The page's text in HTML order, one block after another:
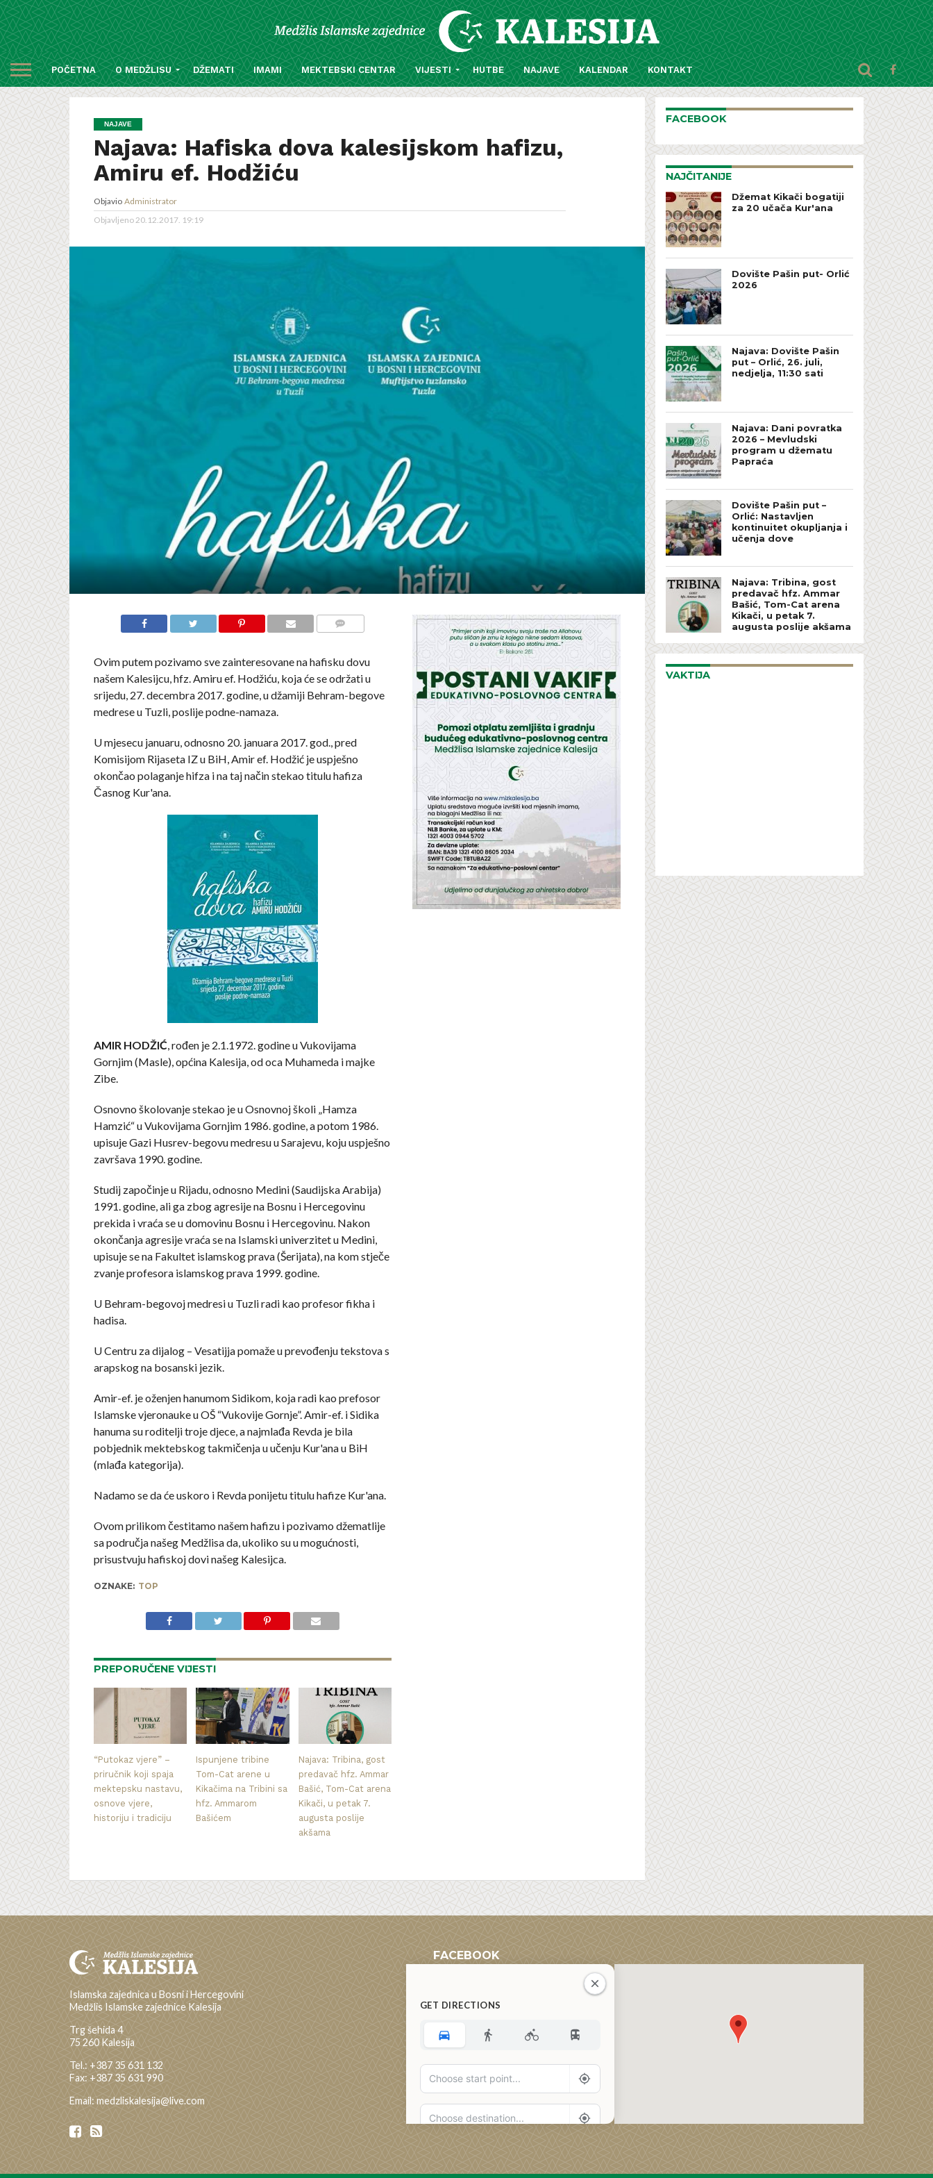
POČETNA O MEDŽLISU DŽEMATI IMAMI MEKTEBSKI CENTAR VIJESTI HUTBE NAJAVE KALENDAR KONTAKT
NAJAVE
Najava: Hafiska dova kalesijskom hafizu,
Amiru ef. Hodžiću
Objavio Administrator
Objavljeno20.12.2017. 19:19
Ovim putem pozivamo sve zainteresovane na hafisku dovu
našem Kalesijcu, hfz. Amiru ef. Hodžiću, koja će se održati u
srijedu, 27. decembra 2017. godine, u džamiji Behram-begove
medrese u Tuzli, poslije podne-namaza.
U mjesecu januaru, odnosno 20. januara 2017. god., pred
Komisijom Rijaseta IZ u BiH, Amir ef. Hodžić je uspješno
okončao polaganje hifza i na taj način stekao titulu hafiza
Časnog Kur'ana.
AMIR HODŽIĆ, rođen je 2.1.1972. godine u Vukovijama
Gornjim (Masle), općina Kalesija, od oca Muhameda i majke
Zibe.
Osnovno školovanje stekao je u Osnovnoj školi „Hamza
Hamzić“ u Vukovijama Gornjim 1986. godine, a potom 1986.
upisuje Gazi Husrev-begovu medresu u Sarajevu, koju uspješno
završava 1990. godine.
Studij započinje u Rijadu, odnosno Medini (Saudijska Arabija)
1991. godine, ali ga zbog agresije na Bosnu i Hercegovinu
prekida i vraća se u domovinu Bosnu i Hercegovinu. Nakon
okončanja agresije vraća se na Islamski univerzitet u Medini,
upisuje se na Fakultet islamskog prava (Šerijata), na kom stječe
zvanje profesora islamskog prava 1999. godine.
U Behram-begovoj medresi u Tuzli radi kao profesor fikha i
hadisa.
U Centru za dijalog – Vesatijja pomaže u prevođenju tekstova s
arapskog na bosanski jezik.
Amir-ef. je oženjen hanumom Sidikom, koja radi kao prefosor
Islamske vjeronauke u OŠ “Vukovije Gornje”. Amir-ef. i Sidika
hanuma su roditelji troje djece, a najmlađa Revda je bila
pobjednik mektebskog takmičenja u učenju Kur'ana u BiH
(mlađa kategorija).
Nadamo se da će uskoro i Revda ponijetu titulu hafize Kur'ana.
Ovom prilikom čestitamo našem hafizu i pozivamo džematlije
sa područja našeg Medžlisa da, ukoliko su u mogućnosti,
prisustvuju hafiskoj dovi našeg Kalesijca.
OZNAKE: TOP
PREPORUČENE VIJESTI
“Putokaz vjere” –
priručnik koji spaja
mektepsku nastavu,
osnove vjere,
historiju i tradiciju
Ispunjene tribine
Tom-Cat arene u
Kikačima na Tribini sa
hfz. Ammarom
Bašićem
Najava: Tribina, gost
predavač hfz. Ammar
Bašić, Tom-Cat arena
Kikači, u petak 7.
augusta poslije
akšama
FACEBOOK
NAJČITANIJE
Džemat Kikači bogatiji
za 20 učača Kur'ana
Dovište Pašin put- Orlić
2026
Najava: Dovište Pašin
put – Orlić, 26. juli,
nedjelja, 11:30 sati
Najava: Dani povratka
2026 – Mevludski
program u džematu
Papraća
Dovište Pašin put –
Orlić: Nastavljen
kontinuitet okupljanja i
učenja dove
Najava: Tribina, gost
predavač hfz. Ammar
Bašić, Tom-Cat arena
Kikači, u petak 7.
augusta poslije akšama
VAKTIJA
Islamska zajednica u Bosni i Hercegovini
Medžlis Islamske zajednice Kalesija
Trg šehida 4
75 260 Kalesija
Tel.: +387 35 631 132
Fax: +387 35 631 990
Email: medzliskalesija@live.com
FACEBOOK
GET DIRECTIONS
Add Waypoint